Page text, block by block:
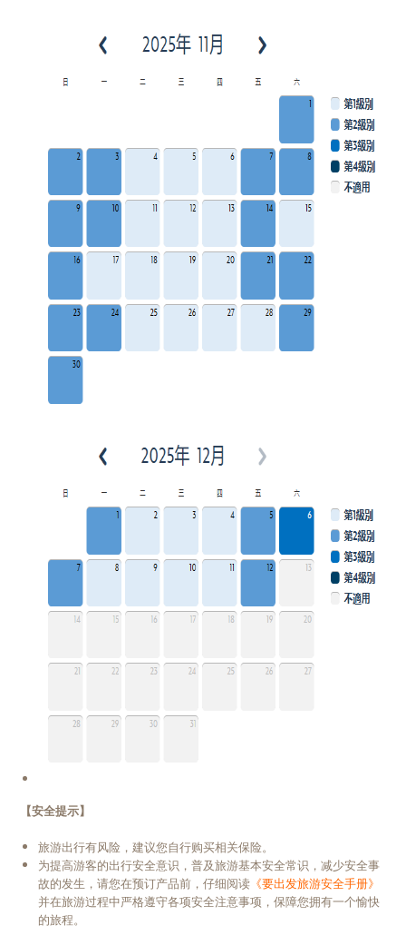
【安全提示】
旅游出行有风险，建议您自行购买相关保险。
为提高游客的出行安全意识，普及旅游基本安全常识，减少安全事
故的发生，请您在预订产品前，仔细阅读 《要出发旅游安全手册》
并在旅游过程中严格遵守各项安全注意事项，保障您拥有一个愉快
的旅程。